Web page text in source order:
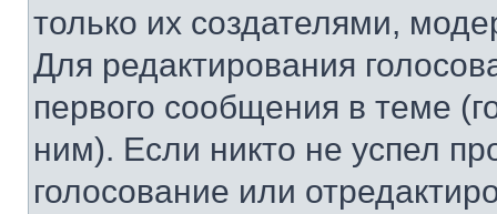
только их создателями,
Для редактирования
первого сообщения в теме
ним). Если никто не успел
голосование или